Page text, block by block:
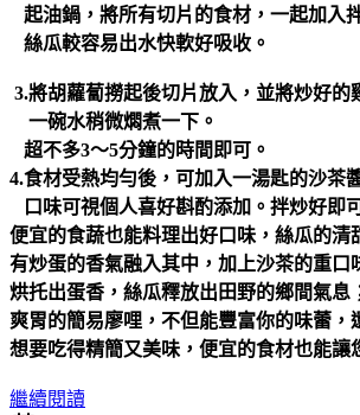
起油鍋，將所有切片的食材，一起加入
絲瓜較容易出水快軟好吸收。
3.將胡蘿蔔撈起後切片放入，並將炒好的
一碗水稍微燜煮一下。
超不多3～5分鐘的時間即可。
4.食材受熱均勻後，可加入一湯匙的沙茶
口味可視個人喜好斟酌添加。 拌炒好即
便宜的食蔬也能料理出好口味，絲瓜的清
有炒蛋的香氣融入其中，加上沙茶的重口
烘托出蛋香，絲瓜釋放出田野的鄉間氣息
爽胃的簡易廖哩，不但能豐富你的味蕾，
想要吃得精簡又美味，便宜的食材也能讓
繼續閱讀